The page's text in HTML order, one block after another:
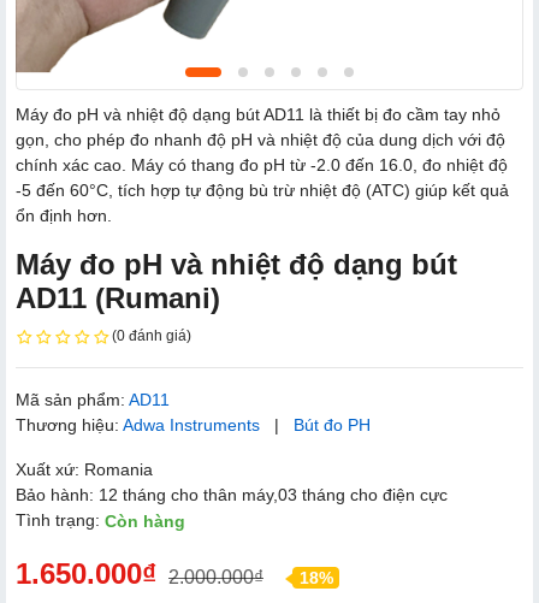
Máy đo pH và nhiệt độ dạng bút AD11 là thiết bị đo cầm tay nhỏ
gọn, cho phép đo nhanh độ pH và nhiệt độ của dung dịch với độ
chính xác cao. Máy có thang đo pH từ -2.0 đến 16.0, đo nhiệt độ
-5 đến 60°C, tích hợp tự động bù trừ nhiệt độ (ATC) giúp kết quả
ổn định hơn.
Máy đo pH và nhiệt độ dạng bút
AD11 (Rumani)
(0 đánh giá)
Mã sản phẩm: AD11
Thương hiệu: Adwa Instruments | Bút đo PH
Xuất xứ: Romania
Bảo hành: 12 tháng cho thân máy,03 tháng cho điện cực
Tình trạng: Còn hàng
1.650.000₫ 2.000.000₫ 18%